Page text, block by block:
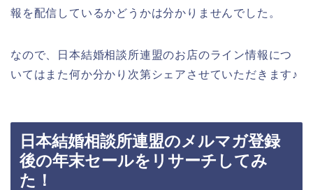
報を配信しているかどうかは分かりませんでした。
なので、日本結婚相談所連盟のお店のライン情報につ
いてはまた何か分かり次第シェアさせていただきます♪
日本結婚相談所連盟のメルマガ登録
後の年末セールをリサーチしてみ
た！